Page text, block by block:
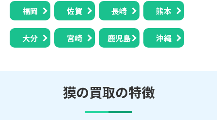
福岡 佐賀 長崎 熊本
大分 宮崎 鹿児島 沖縄
獏の買取の特徴